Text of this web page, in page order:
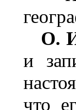
О.
и
что